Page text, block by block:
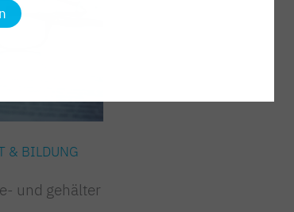
& BILDUNG
und gehälter